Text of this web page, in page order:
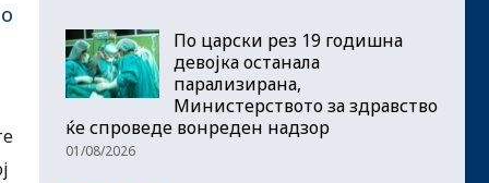
По царски рез 19 годишна
девојка останала
парализирана,
Министерството за здравство
ќе спроведе вонреден надзор
01/08/2026